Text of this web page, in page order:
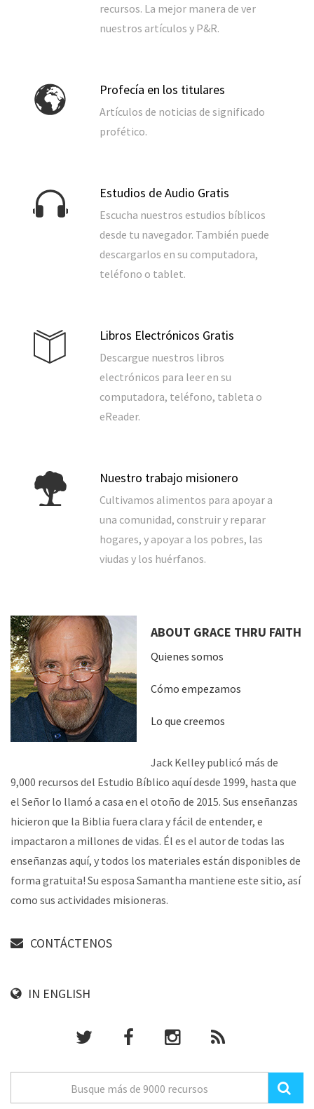
recursos. La mejor manera de ver
nuestros artículos y P&R.
Profecía en los titulares
Artículos de noticias de significado
profético.
Estudios de Audio Gratis
Escucha nuestros estudios bíblicos
desde tu navegador. También puede
descargarlos en su computadora,
teléfono o tablet.
Libros Electrónicos Gratis
Descargue nuestros libros
electrónicos para leer en su
computadora, teléfono, tableta o
eReader.
Nuestro trabajo misionero
Cultivamos alimentos para apoyar a
una comunidad, construir y reparar
hogares, y apoyar a los pobres, las
viudas y los huérfanos.
ABOUT GRACE THRU FAITH
Quienes somos
Cómo empezamos
Lo que creemos
Jack Kelley publicó más de
9,000 recursos del Estudio Bíblico aquí desde 1999, hasta que
el Señor lo llamó a casa en el otoño de 2015. Sus enseñanzas
hicieron que la Biblia fuera clara y fácil de entender, e
impactaron a millones de vidas. Él es el autor de todas las
enseñanzas aquí, y todos los materiales están disponibles de
forma gratuita! Su esposa Samantha mantiene este sitio, así
como sus actividades misioneras.
CONTÁCTENOS
IN ENGLISH